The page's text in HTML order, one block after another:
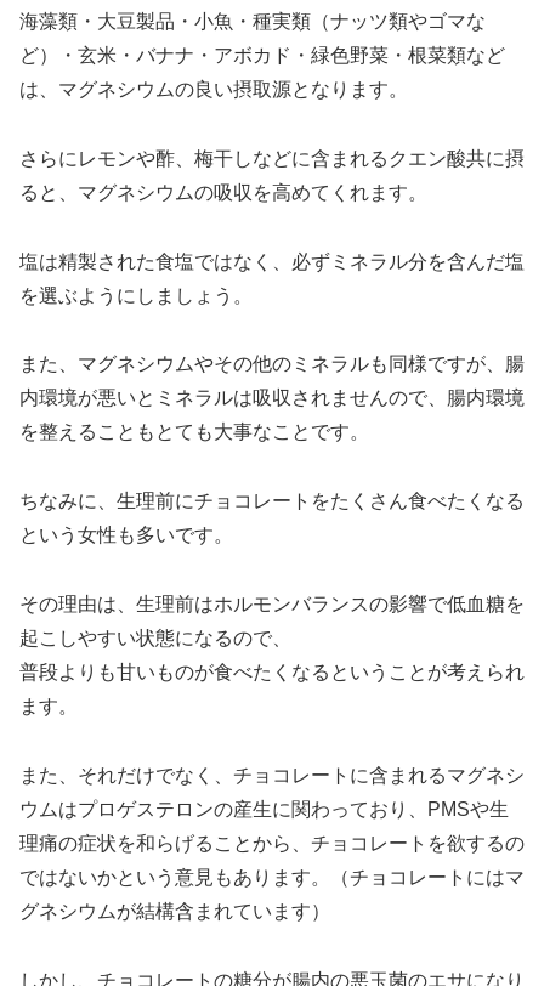
海藻類・大豆製品・小魚・種実類（ナッツ類やゴマな
ど）・玄米・バナナ・アボカド・緑色野菜・根菜類など
は、マグネシウムの良い摂取源となります。
さらにレモンや酢、梅干しなどに含まれるクエン酸共に摂
ると、マグネシウムの吸収を高めてくれます。
塩は精製された食塩ではなく、必ずミネラル分を含んだ塩
を選ぶようにしましょう。
また、マグネシウムやその他のミネラルも同様ですが、腸
内環境が悪いとミネラルは吸収されませんので、腸内環境
を整えることもとても大事なことです。
ちなみに、生理前にチョコレートをたくさん食べたくなる
という女性も多いです。
その理由は、生理前はホルモンバランスの影響で低血糖を
起こしやすい状態になるので、
普段よりも甘いものが食べたくなるということが考えられ
ます。
また、それだけでなく、チョコレートに含まれるマグネシ
ウムはプロゲステロンの産生に関わっており、PMSや生
理痛の症状を和らげることから、チョコレートを欲するの
ではないかという意見もあります。（チョコレートにはマ
グネシウムが結構含まれています）
しかし、チョコレートの糖分が腸内の悪玉菌のエサになり